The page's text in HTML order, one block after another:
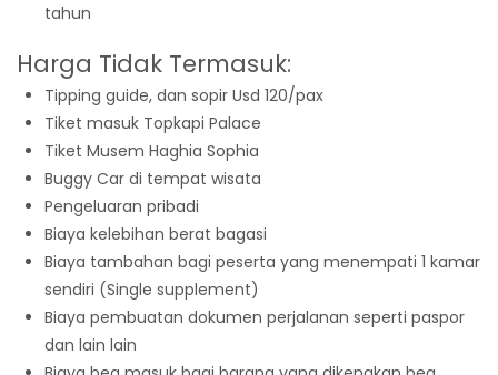
tahun
Harga Tidak Termasuk:
Tipping guide, dan sopir Usd 120/pax
Tiket masuk Topkapi Palace
Tiket Musem Haghia Sophia
Buggy Car di tempat wisata
Pengeluaran pribadi
Biaya kelebihan berat bagasi
Biaya tambahan bagi peserta yang menempati 1 kamar
sendiri (Single supplement)
Biaya pembuatan dokumen perjalanan seperti paspor
dan lain lain